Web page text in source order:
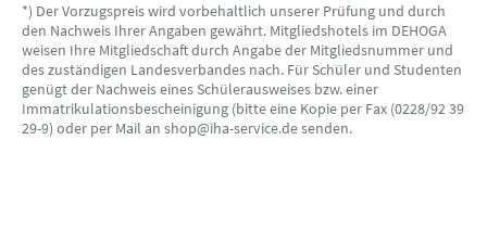
*) Der Vorzugspreis wird vorbehaltlich unserer Prüfung und durch
den Nachweis Ihrer Angaben gewährt. Mitgliedshotels im DEHOGA
weisen Ihre Mitgliedschaft durch Angabe der Mitgliedsnummer und
des zuständigen Landesverbandes nach. Für Schüler und Studenten
genügt der Nachweis eines Schülerausweises bzw. einer
Immatrikulationsbescheinigung (bitte eine Kopie per Fax (0228/92 39
29-9) oder per Mail an shop@iha-service.de senden.